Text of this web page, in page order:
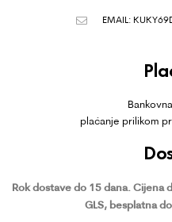
EMAIL:
plaćanje prilikom
Rok dostave do 15 dana. Cijena
GLS, besplatna